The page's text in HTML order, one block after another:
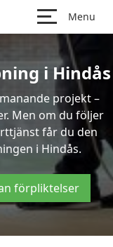
Menu
i Hindås
projekt –
Men om du följer
får du den
i Hindås.
förpliktelser